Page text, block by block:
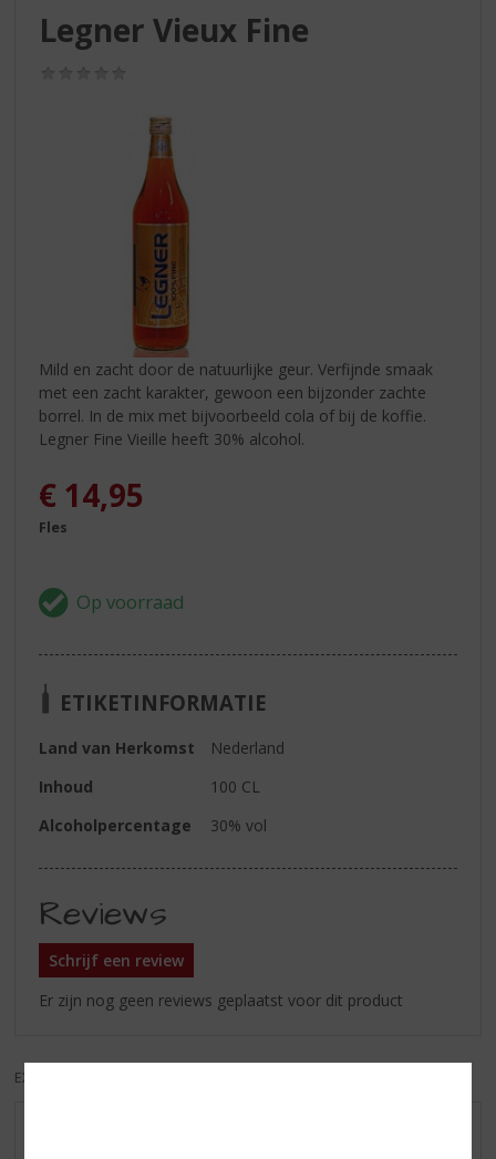
Legner Vieux Fine
Mild en zacht door de natuurlijke geur. Verfijnde smaak
met een zacht karakter, gewoon een bijzonder zachte
borrel. In de mix met bijvoorbeeld cola of bij de koffie.
Legner Fine Vieille heeft 30% alcohol.
€ 14,95
Fles
ETIKETINFORMATIE
Land van Herkomst
Nederland
Inhoud
100 CL
Alcoholpercentage
30% vol
Reviews
Schrijf een review
Er zijn nog geen reviews geplaatst voor dit product
EXCL. BTW